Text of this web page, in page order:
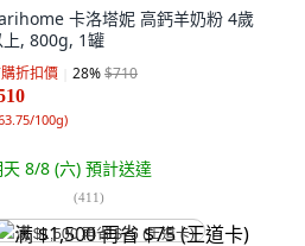
卡洛塔妮 高鈣羊奶粉 4歲
上, 800g, 1罐
折扣價 28%$710
100g)
天 8/8 (六) 預計送達
(411)
满 $1,500 再省 $75 (王道卡)